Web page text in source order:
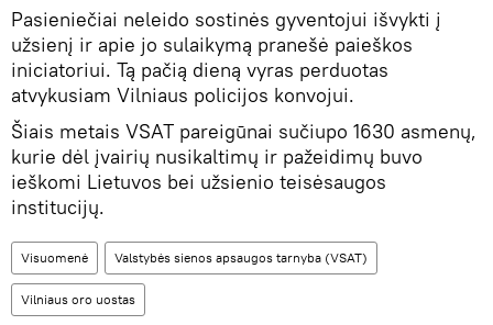
Pasieniečiai neleido sostinės gyventojui išvykti į
užsienį ir apie jo sulaikymą pranešė paieškos
iniciatoriui. Tą pačią dieną vyras perduotas
atvykusiam Vilniaus policijos konvojui.
Šiais metais VSAT pareigūnai sučiupo 1630 asmenų,
kurie dėl įvairių nusikaltimų ir pažeidimų buvo
ieškomi Lietuvos bei užsienio teisėsaugos
institucijų.
Visuomenė Valstybės sienos apsaugos tarnyba (VSAT)
Vilniaus oro uostas